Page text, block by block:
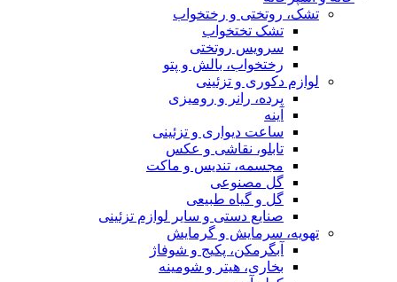
تشک، روتختی و رختخواب
تشک تختخواب
سرویس روتختی
رختخواب، بالش و پتو
لوازم دکوری و تزئینی
پرده، رانر و رومیزی
آینه
ساعت دیواری و تزئینی
تابلو، نقاشی و عکس
مجسمه، تندیس و ماکت
گل مصنوعی
گل و گیاه طبیعی
صنایع دستی و سایر لوازم تزئینی
تهویه، سرمایش و گرمایش
آبگرمکن، پکیج و شوفاژ
بخاری، هیتر و شومینه